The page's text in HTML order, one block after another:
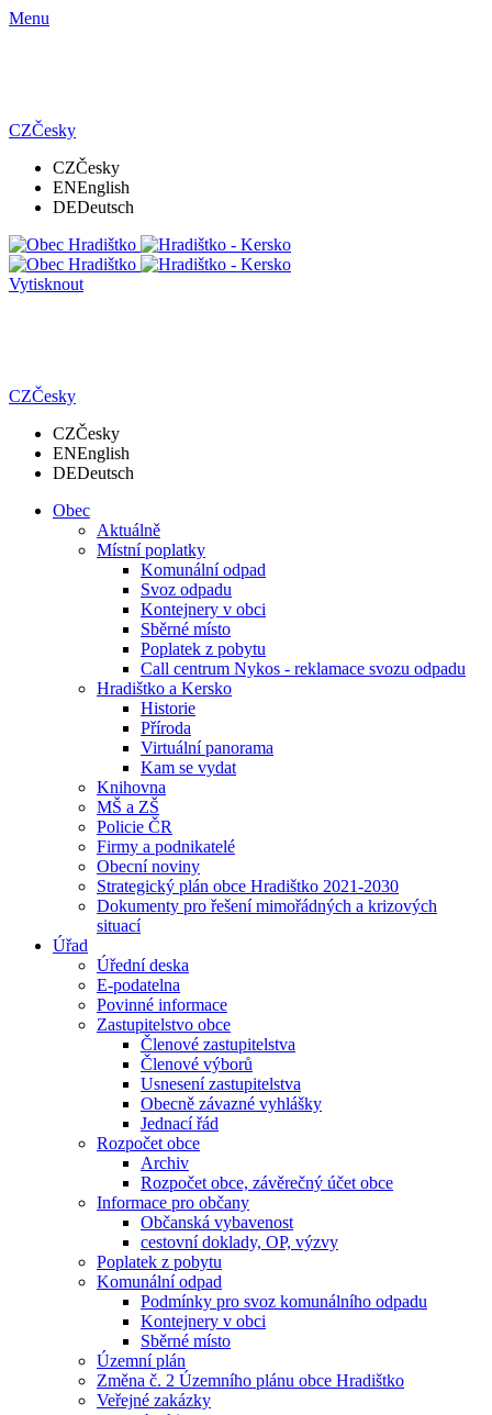
Menu
CZČesky
CZČesky
ENEnglish
DEDeutsch
Vytisknout
CZČesky
CZČesky
ENEnglish
DEDeutsch
Obec
Aktuálně
Místní poplatky
Komunální odpad
Svoz odpadu
Kontejnery v obci
Sběrné místo
Poplatek z pobytu
Call centrum Nykos - reklamace svozu odpadu
Hradištko a Kersko
Historie
Příroda
Virtuální panorama
Kam se vydat
Knihovna
MŠ a ZŠ
Policie ČR
Firmy a podnikatelé
Obecní noviny
Strategický plán obce Hradištko 2021-2030
Dokumenty pro řešení mimořádných a krizových
situací
Úřad
Úřední deska
E-podatelna
Povinné informace
Zastupitelstvo obce
Členové zastupitelstva
Členové výborů
Usnesení zastupitelstva
Obecně závazné vyhlášky
Jednací řád
Rozpočet obce
Archiv
Rozpočet obce, závěrečný účet obce
Informace pro občany
Občanská vybavenost
cestovní doklady, OP, výzvy
Poplatek z pobytu
Komunální odpad
Podmínky pro svoz komunálního odpadu
Kontejnery v obci
Sběrné místo
Územní plán
Změna č. 2 Územního plánu obce Hradištko
Veřejné zakázky